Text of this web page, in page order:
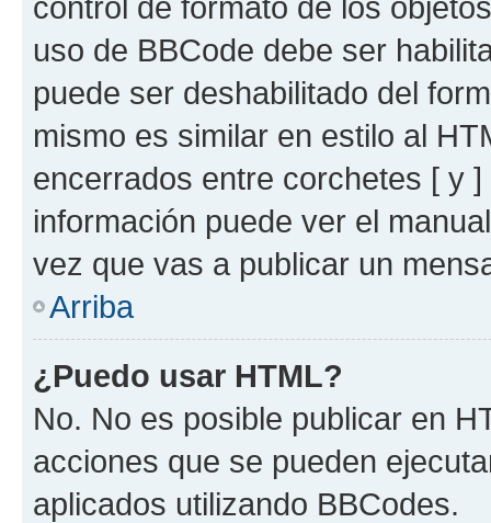
uso de BBCode debe ser
puede ser deshabilitado del
mismo es similar en estilo al
encerrados entre corchetes [ y
información puede ver el
vez que vas a publicar un
Arriba
¿Puedo usar HTML?
No. No es posible publicar en
acciones que se pueden
aplicados utilizando BBCodes.